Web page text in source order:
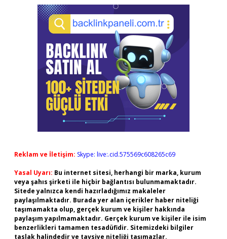
Reklam ve İletişim: Skype: live:.cid.575569c608265c69
Yasal Uyarı: Bu internet sitesi, herhangi bir marka, kurum
veya şahıs şirketi ile hiçbir bağlantısı bulunmamaktadır.
Sitede yalnızca kendi hazırladığımız makaleler
paylaşılmaktadır. Burada yer alan içerikler haber niteliği
taşımamakta olup, gerçek kurum ve kişiler hakkında
paylaşım yapılmamaktadır. Gerçek kurum ve kişiler ile isim
benzerlikleri tamamen tesadüfidir. Sitemizdeki bilgiler
taslak halindedir ve tavsiye niteliği taşımazlar.